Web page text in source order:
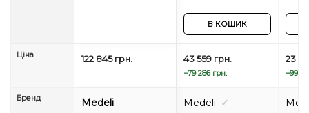
В КОШИК
Ціна 122 845 грн. 43 559 грн.
−79 286 грн.
23
−99
Бренд Medeli Medeli ✓